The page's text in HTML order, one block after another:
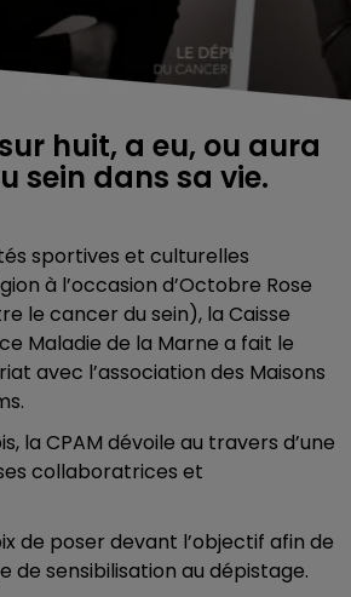
huit, a eu, ou aura
sein dans sa vie.
sportives et culturelles
à l’occasion d’Octobre Rose
le cancer du sein), la Caisse
Maladie de la Marne a fait le
avec l’association des Maisons
la CPAM dévoile au travers d’une
collaboratrices et
de poser devant l’objectif afin de
de sensibilisation au dépistage.